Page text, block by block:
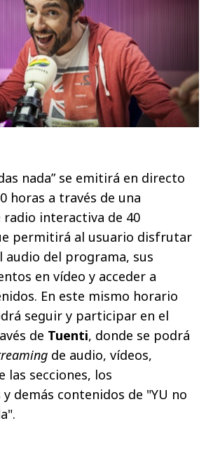
nada” se emitirá en directo
horas a través de una
interactiva de 40
permitirá al usuario disfrutar
audio del programa, sus
en vídeo y acceder a
En este mismo horario
seguir y participar en el
de Tuenti, donde se podrá
de audio, vídeos,
las secciones, los
demás contenidos de "YU no